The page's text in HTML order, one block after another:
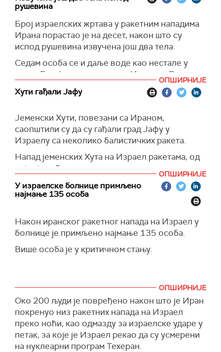
постићи договор између Ирана и Израела и
Управа аеродрома Израела наводи да
сарађује са израелским авио-компанијама на
систематском плану који су припремили
Министарство саобраћаја и безбедности на
путевима и Управа цивилног ваздухопловства
Израела како би вратили Израелце
заробљене у иностранству.
"Све посаде и авиони су спремни за акцију чим
"Међутим, ово може потрајати дуго, у
зависности од безбедносне ситуације", додаје
се.
Гранични прелази са Јорданом и Синајем су
отворени за пословни и путнички саобраћај.
рушевина
Број израелских жртава у ракетним нападима
Ирана порастао је на десет, након што су
испод рушевина извучена још два тела.
Седам особа се и даље воде као нестале у
месту Бат Јам у централном Израелу. Више од
200 особа је повређено.
ОПШИРНИЈЕ
Хути гађали Јафу
Јеменски Хути, повезани са Ираном,
саопштили су да су гађали град Јафу у
Израелу са неколико балистичких ракета.
Напад јеменских Хута на Израел ракетама, од
којих је већина пресретнута, према речима те
групе, представља подршку Палестинцима у
Гази током рата између Израела и Хамаса.
Израелска војска претходно је напала Јемен, у
покушају атентата на вођу побуњеника Хута,
преносе израелски медији.
ОПШИРНИЈЕ
У израелске болнице примљено
најмање 135 особа
Након иранског ракетног напада на Израел у
болнице је примљено најмање 135 особа.
Више особа је у критичном стању.
ОПШИРНИЈЕ
Око 200 људи је повређено након што је Иран
покренуо низ ракетних напада на Израел
преко ноћи, као одмазду за израелске ударе у
петак, за које је Израел рекао да су усмерени
на нуклеарни програм Техеран.